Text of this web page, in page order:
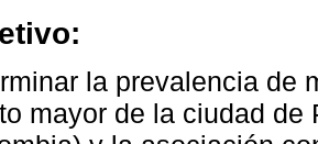
la prevalencia de
mayor de la ciudad de